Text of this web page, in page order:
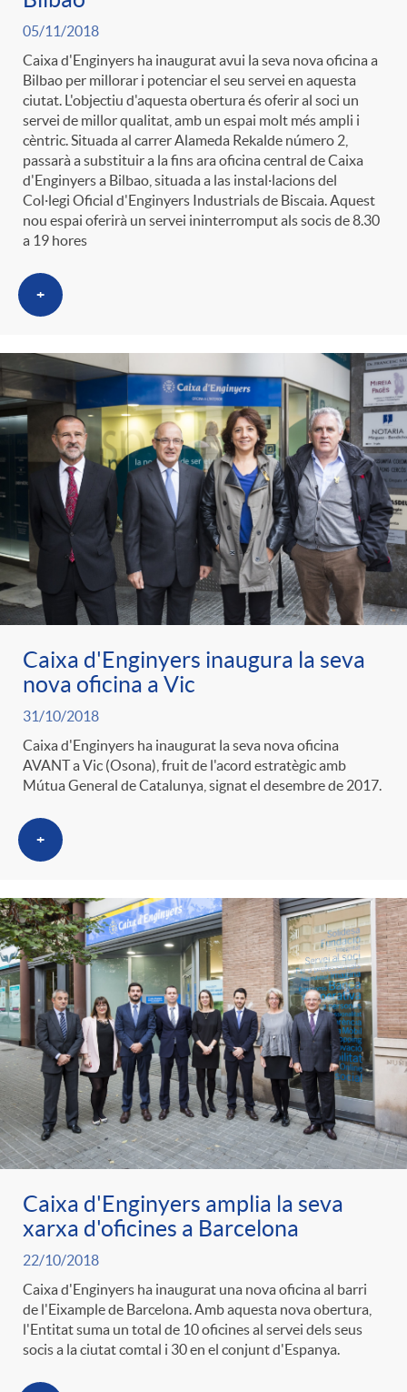
g
o
r
i
a
s
05/11/2018
Caixa d'Enginyers ha inaugurat avui la seva nova oficina a
Bilbao per millorar i potenciar el seu servei en aquesta
ciutat. L'objectiu d'aquesta obertura és oferir al soci un
servei de millor qualitat, amb un espai molt més ampli i
cèntric. Situada al carrer Alameda Rekalde número 2,
passarà a substituir a la fins ara oficina central de Caixa
d'Enginyers a Bilbao, situada a las instal·lacions del
Col·legi Oficial d'Enginyers Industrials de Biscaia. Aquest
nou espai oferirà un servei ininterromput als socis de 8.30
a 19 hores
+
Caixa d'Enginyers inaugura la seva
nova oficina a Vic
31/10/2018
Caixa d'Enginyers ha inaugurat la seva nova oficina
AVANT a Vic (Osona), fruit de l'acord estratègic amb
Mútua General de Catalunya, signat el desembre de 2017.
+
Caixa d'Enginyers amplia la seva
xarxa d'oficines a Barcelona
22/10/2018
Caixa d'Enginyers ha inaugurat una nova oficina al barri
de l'Eixample de Barcelona. Amb aquesta nova obertura,
l'Entitat suma un total de 10 oficines al servei dels seus
socis a la ciutat comtal i 30 en el conjunt d'Espanya.